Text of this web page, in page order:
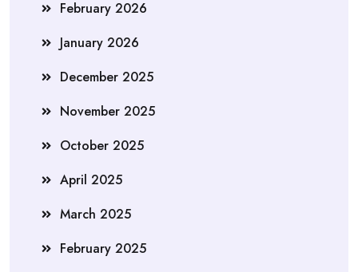
February 2026
January 2026
December 2025
November 2025
October 2025
April 2025
March 2025
February 2025